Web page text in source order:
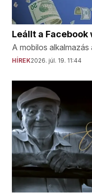
Leállt a
A mobilos
HÍREK2026. júl. 19. 11:44